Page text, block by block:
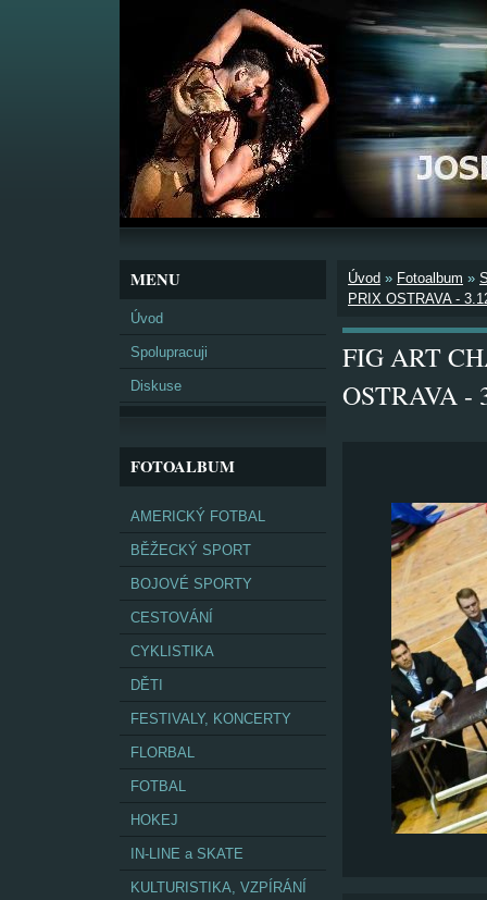
MENU
Úvod
Spolupracuji
Diskuse
FOTOALBUM
AMERICKÝ FOTBAL
BĚŽECKÝ SPORT
BOJOVÉ SPORTY
CESTOVÁNÍ
CYKLISTIKA
DĚTI
FESTIVALY, KONCERTY
FLORBAL
FOTBAL
HOKEJ
IN-LINE a SKATE
KULTURISTIKA, VZPÍRÁNÍ
Úvod » Fotoalbum »
PRIX OSTRAVA -
FIG ART
OSTRAVA -